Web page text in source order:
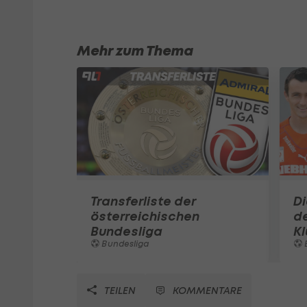
Mehr zum Thema
Transferliste der
österreichischen
Bundesliga
Bundesliga
TEILEN KOMMENTARE